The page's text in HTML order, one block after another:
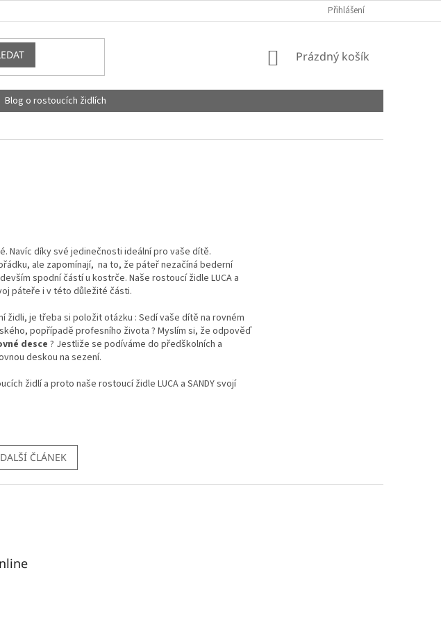
Přihlášení
NÁKUPNÍ
Prázdný košík
Blog o rostoucích židlích
Navíc díky své jedinečnosti ideální pro vaše dítě.
ale zapomínají, na to, že páteř nezačíná bederní
spodní částí u kostrče. Naše rostoucí židle LUCA a
páteře i v této důležité části.
je třeba si položit otázku : Sedí vaše dítě na rovném
popřípadě profesního života ? Myslím si, že odpověď
desce ? Jestliže se podíváme do předškolních a
deskou na sezení.
židlí a proto naše rostoucí židle LUCA a SANDY svojí
DALŠÍ ČLÁNEK